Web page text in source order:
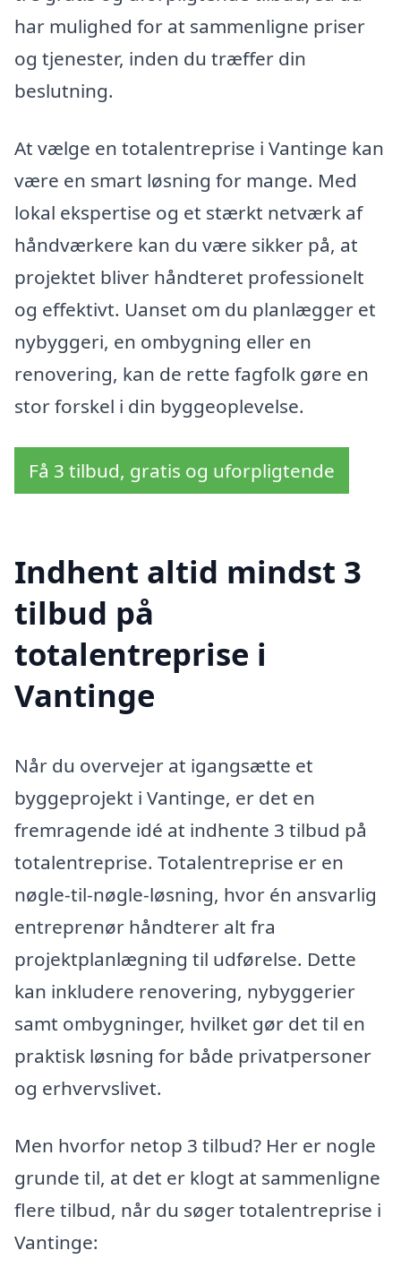
har mulighed for at sammenligne priser
og tjenester, inden du træffer din
beslutning.
At vælge en totalentreprise i Vantinge kan
være en smart løsning for mange. Med
lokal ekspertise og et stærkt netværk af
håndværkere kan du være sikker på, at
projektet bliver håndteret professionelt
og effektivt. Uanset om du planlægger et
nybyggeri, en ombygning eller en
renovering, kan de rette fagfolk gøre en
stor forskel i din byggeoplevelse.
Få 3 tilbud, gratis og uforpligtende
Indhent altid mindst 3
tilbud på
totalentreprise i
Vantinge
Når du overvejer at igangsætte et
byggeprojekt i Vantinge, er det en
fremragende idé at indhente 3 tilbud på
totalentreprise. Totalentreprise er en
nøgle-til-nøgle-løsning, hvor én ansvarlig
entreprenør håndterer alt fra
projektplanlægning til udførelse. Dette
kan inkludere renovering, nybyggerier
samt ombygninger, hvilket gør det til en
praktisk løsning for både privatpersoner
og erhvervslivet.
Men hvorfor netop 3 tilbud? Her er nogle
grunde til, at det er klogt at sammenligne
flere tilbud, når du søger totalentreprise i
Vantinge: